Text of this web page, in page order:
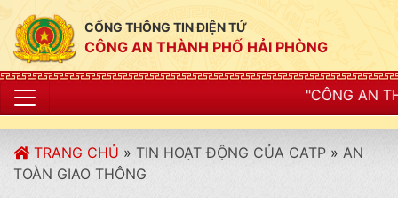
CỔNG THÔNG TIN ĐIỆN TỬ
CÔNG AN THÀNH PHỐ HẢI PHÒNG
"CÔNG AN THÀNH PHỐ HẢI
TRANG CHỦ » TIN HOẠT ĐỘNG CỦA CATP » AN
TOÀN GIAO THÔNG